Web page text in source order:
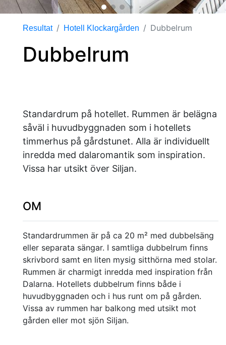
Resultat Hotell Klockargården Dubbelrum
Dubbelrum
Standardrum på hotellet. Rummen är belägna
såväl i huvudbyggnaden som i hotellets
timmerhus på gårdstunet. Alla är individuellt
inredda med dalaromantik som inspiration.
Vissa har utsikt över Siljan.
OM
Standardrummen är på ca 20 m² med dubbelsäng
eller separata sängar. I samtliga dubbelrum finns
skrivbord samt en liten mysig sitthörna med stolar.
Rummen är charmigt inredda med inspiration från
Dalarna. Hotellets dubbelrum finns både i
huvudbyggnaden och i hus runt om på gården.
Vissa av rummen har balkong med utsikt mot
gården eller mot sjön Siljan.